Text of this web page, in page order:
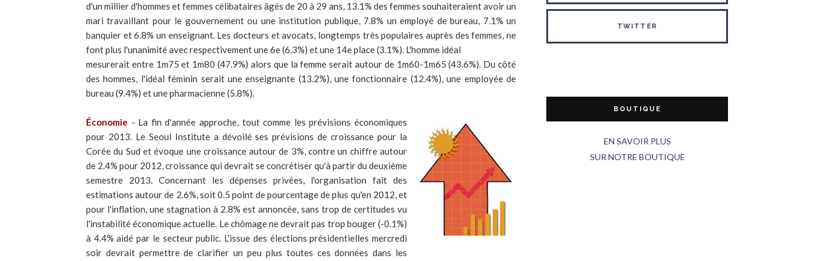
d'un millier d'hommes et femmes célibataires âgés de 20 à 29 ans, 13.1% des femmes souhaiteraient avoir un
mari travaillant pour le gouvernement ou une institution publique, 7.8% un employé de bureau, 7.1% un
banquier et 6.8% un enseignant. Les docteurs et avocats, longtemps très populaires auprès des femmes, ne
font plus l'unanimité avec respectivement une 6e (6.3%) et une 14e place (3.1%). L'homme idéal
mesurerait entre 1m75 et 1m80 (47.9%) alors que la femme serait autour de 1m60-1m65 (43.6%). Du côté
des hommes, l'idéal féminin serait une enseignante (13.2%), une fonctionnaire (12.4%), une employée de
bureau (9.4%) et une pharmacienne (5.8%).
Économie - La fin d'année approche, tout comme les prévisions économiques
pour 2013. Le Seoul Institute a dévoilé ses prévisions de croissance pour la
Corée du Sud et évoque une croissance autour de 3%, contre un chiffre autour
de 2.4% pour 2012, croissance qui devrait se concrétiser qu'à partir du deuxième
semestre 2013. Concernant les dépenses privées, l'organisation fait des
estimations autour de 2.6%, soit 0.5 point de pourcentage de plus qu'en 2012, et
pour l'inflation, une stagnation à 2.8% est annoncée, sans trop de certitudes vu
l'instabilité économique actuelle. Le chômage ne devrait pas trop bouger (-0.1%)
à 4.4% aidé par le secteur public. L'issue des élections présidentielles mercredi
soir devrait permettre de clarifier un peu plus toutes ces données dans les
TWITTER
BOUTIQUE
EN SAVOIR PLUS
SUR NOTRE BOUTIQUE